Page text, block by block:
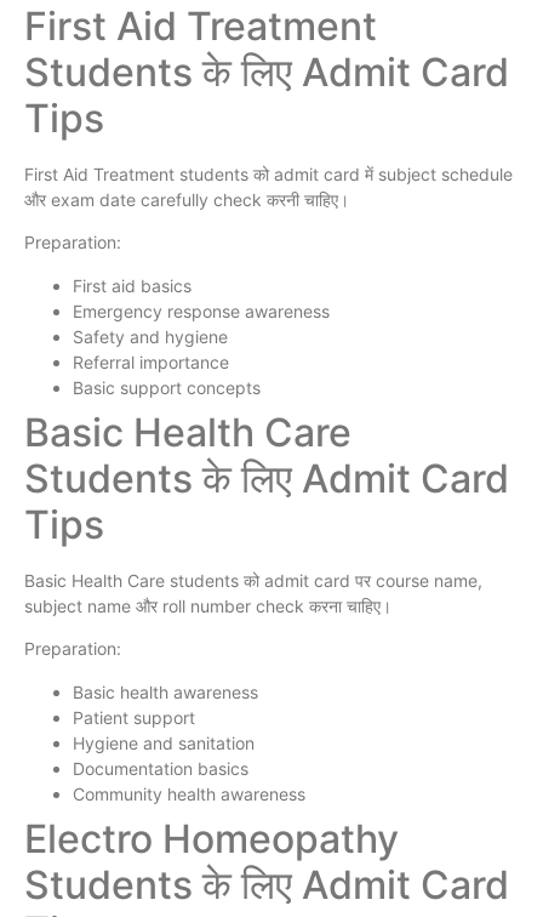
First Aid Treatment
Students के लिए Admit Card
Tips
First Aid Treatment students को admit card में subject schedule
और exam date carefully check करनी चाहिए।
Preparation:
First aid basics
Emergency response awareness
Safety and hygiene
Referral importance
Basic support concepts
Basic Health Care
Students के लिए Admit Card
Tips
Basic Health Care students को admit card पर course name,
subject name और roll number check करना चाहिए।
Preparation:
Basic health awareness
Patient support
Hygiene and sanitation
Documentation basics
Community health awareness
Electro Homeopathy
Students के लिए Admit Card